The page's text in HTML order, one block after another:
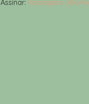
Assinar: Postagens (Atom)